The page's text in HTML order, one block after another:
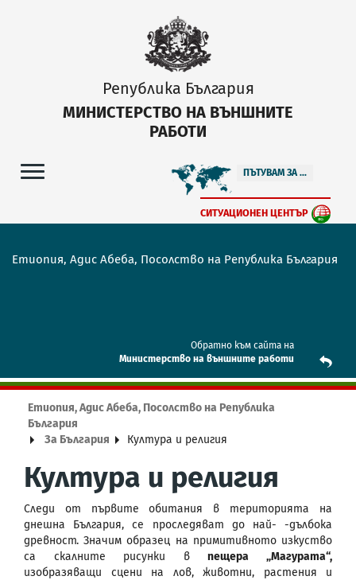
Република България
МИНИСТЕРСТВО НА ВЪНШНИТЕ
РАБОТИ
ПЪТУВАМ ЗА ...
СИТУАЦИОНЕН ЦЕНТЪР
Етиопия, Адис Абеба, Посолство на Република България
Обратно към сайта на
Mинистерство на външните работи
Етиопия, Адис Абеба, Посолство на Република
България
За България
Култура и религия
Култура и религия
Следи от първите обитания в територията на
днешна България, се проследяват до най- -дълбока
древност. Значим образец на примитивното изкуство
са скалните рисунки впещера „Магурата“,
изобразяващи сцени на лов, животни, растения и